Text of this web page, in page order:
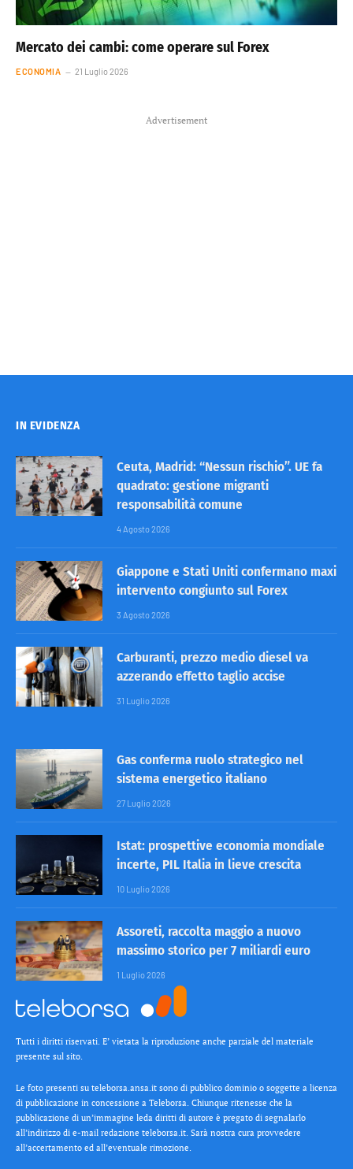
Mercato dei cambi: come operare sul Forex
ECONOMIA 21 Luglio 2026
Advertisement
IN EVIDENZA
Ceuta, Madrid: “Nessun rischio”. UE fa
quadrato: gestione migranti
responsabilità comune
4 Agosto 2026
Giappone e Stati Uniti confermano maxi
intervento congiunto sul Forex
3 Agosto 2026
Carburanti, prezzo medio diesel va
azzerando effetto taglio accise
31 Luglio 2026
Gas conferma ruolo strategico nel
sistema energetico italiano
27 Luglio 2026
Istat: prospettive economia mondiale
incerte, PIL Italia in lieve crescita
10 Luglio 2026
Assoreti, raccolta maggio a nuovo
massimo storico per 7 miliardi euro
1 Luglio 2026
Tutti i diritti riservati. E’ vietata la riproduzione anche parziale del materiale
presente sul sito.
Le foto presenti su teleborsa.ansa.it sono di pubblico dominio o soggette a licenza
di pubblicazione in concessione a Teleborsa. Chiunque ritenesse che la
pubblicazione di un’immagine leda diritti di autore è pregato di segnalarlo
all’indirizzo di e-mail redazione teleborsa.it. Sarà nostra cura provvedere
all’accertamento ed all’eventuale rimozione.